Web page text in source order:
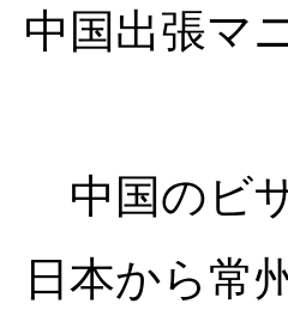
中国出張マ
中国のビ
日本から常